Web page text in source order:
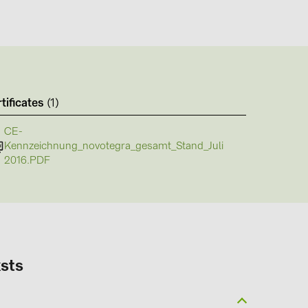
B.V. (2)
(1)
CE-
Kennzeichnung_novotegra_gesamt_Stand_Juli
2016.PDF